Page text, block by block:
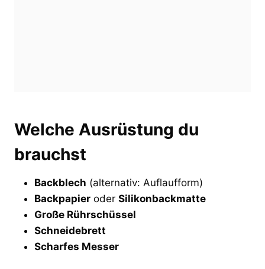
Welche Ausrüstung du
brauchst
Backblech (alternativ: Auflaufform)
Backpapier oder Silikonbackmatte
Große Rührschüssel
Schneidebrett
Scharfes Messer